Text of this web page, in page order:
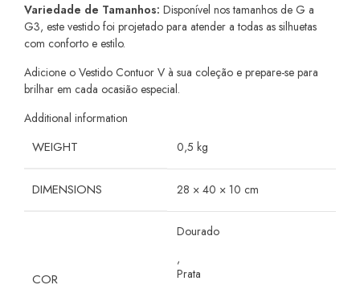
Variedade de Tamanhos: Disponível nos tamanhos de G a
G3, este vestido foi projetado para atender a todas as silhuetas
com conforto e estilo.
Adicione o Vestido Contuor V à sua coleção e prepare-se para
brilhar em cada ocasião especial.
Additional information
WEIGHT 0,5 kg
DIMENSIONS 28 × 40 × 10 cm
COR
Dourado
,
Prata